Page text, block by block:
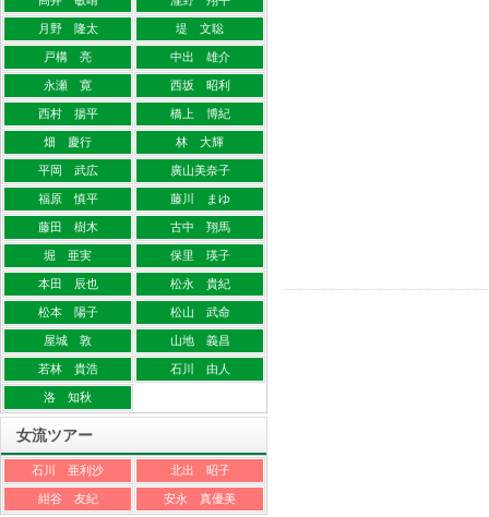
月野 隆太 堤 文聡
戸構 亮 中出 雄介
永瀬 寛 西坂 昭利
西村 揚平 橋上 博紀
畑 慶行 林 大輝
平岡 武広 廣山美奈子
福原 慎平 藤川 まゆ
藤田 樹木 古中 翔馬
堀 亜実 保里 瑛子
本田 辰也 松永 貴紀
松本 陽子 松山 武命
屋城 敦 山地 義昌
若林 貴浩 石川 由人
洛 知秋
女流ツアー
石川 亜利沙 北出 昭子
紺谷 友紀 安永 真優美